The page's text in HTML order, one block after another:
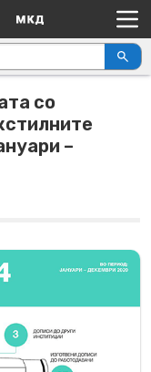
Navigation
со
–